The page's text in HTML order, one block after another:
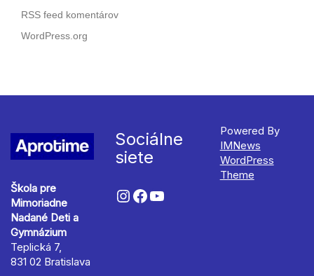
RSS feed komentárov
WordPress.org
Škola pre
Mimoriadne
Nadané Deti a
Gymnázium
Teplická 7,
831 02 Bratislava
Sociálne
siete
Powered By
IMNews
WordPress
Theme